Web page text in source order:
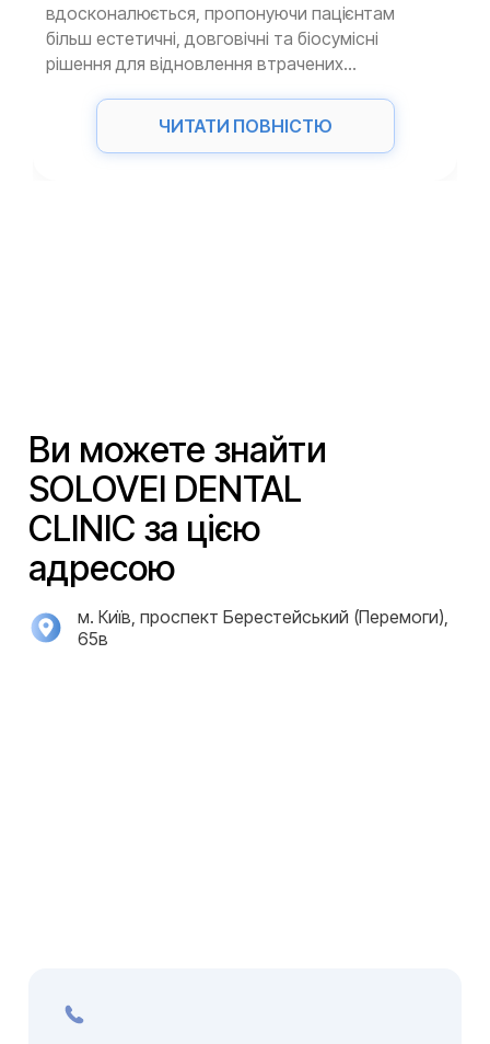
вдосконалюється, пропонуючи пацієнтам
більш естетичні, довговічні та біосумісні
рішення для відновлення втрачених...
ЧИТАТИ ПОВНІСТЮ
Ви можете знайти
SOLOVEI DENTAL
CLINIC за цією
адресою
м. Київ, проспект Берестейський (Перемоги),
65в